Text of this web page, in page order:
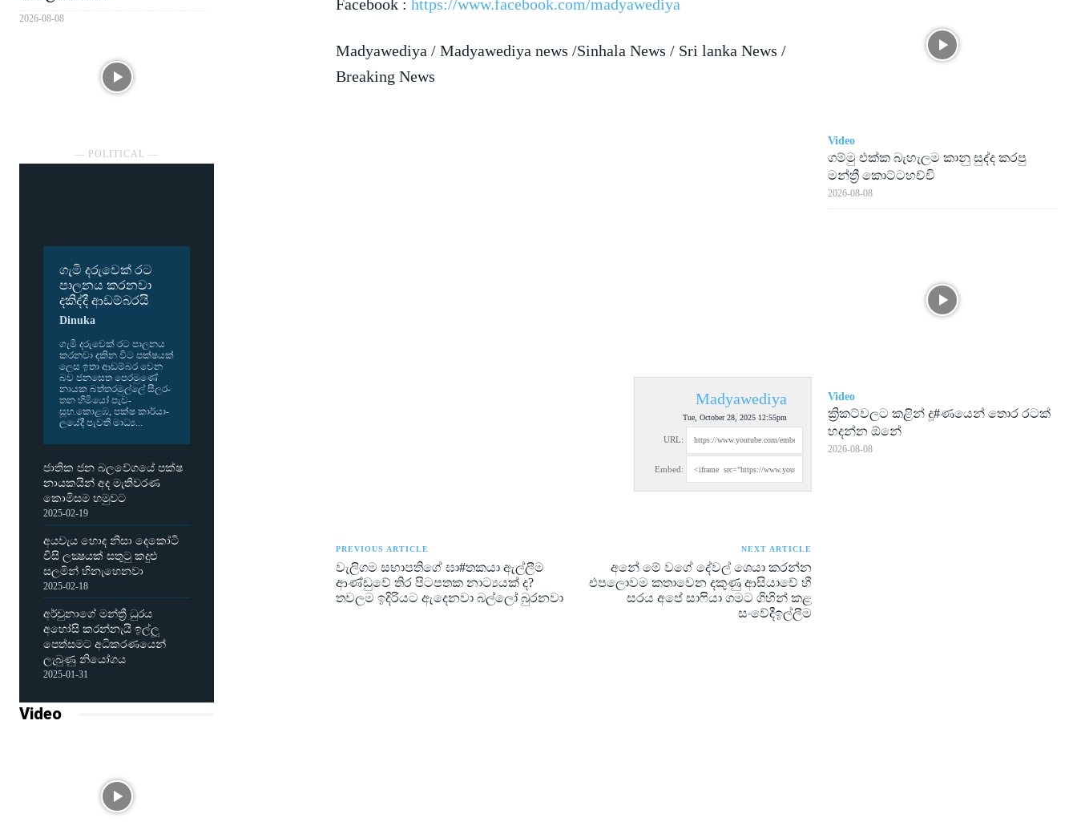
2026-08-08
― POLITICAL ―
ගැමි දරුවෙක් රට
පාලනය කරනවා
දකිද්දී ආඩම්බරයි
Dinuka
ගැමි දරු­වෙක් රට පාල­නය
කර­නවා දකින විට පක්ෂ­යක්
ලෙස ඉතා ආඩ­ම්බර වෙන
බව ජන­සෙත පෙර­මුණේ
නායක බත්ත­ර­මුල්ලේ සීල­ර­
තන හිමියෝ පැව­
සූහ.කොළඹ, පක්ෂ කාර්යා­
ල­යේදී පැවති මාධ්‍ය...
ජාතික ජන බලවේගයේ පක්ෂ
නායකයින් අද මැතිවරණ
කොමිසම හමුවට
2025-02-19
අයවැය හොද නිසා දෙකෝටි
විසි ලක්‍ෂයක් සතුටු කදුළු
සලමින් හිනැහෙනවා
2025-02-18
අර්චුනාගේ මන්ත්‍රී ධුරය
අහෝසි කරන්නැයි ඉල්ලූ
පෙත්සමට අධිකරණයෙන්
ලැබුණු නියෝගය
2025-01-31
Video
Facebook : https://www.facebook.com/madyawediya
Madyawediya / Madyawediya news /Sinhala News / Sri lanka News /
Breaking News
Madyawediya
Tue, October 28, 2025 12:55pm
URL:
Embed:
PREVIOUS ARTICLE
වැලිගම සභාපතිගේ ඝා#තකයා ඇල්ලීම
ආණ්ඩුවේ තිර පිටපතක නාට්‍යයක් ද?
තවලම ඉදිරියට ඇදෙනවා බල්ලෝ බුරනවා
NEXT ARTICLE
අනේ මේ වගේ දේවල් ශෙයා කරන්න
එපලොවම කතාවෙන දකුණු ආසියාවේ හී
සරය අපේ සාෆියා ගමට ගිහින් කළ
සංවේදීඉල්ලීම
Video
ගම්මු එක්ක බැහැලම කානු සුද්ද කරපු
මන්ත්‍රී කොට්ටහච්චි
2026-08-08
Video
ක්‍රිකට්වලට කළින් දූ#ණයෙන් තොර රටක්
හදන්න ඕනේ
2026-08-08